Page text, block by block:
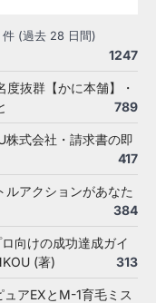
件 (過去 28 日間)
1247
抜群【かに本舗】・
789
株式会社・請求書の即
417
アクションがあなた
384
向けの成功達成ガイ
(著)
313
アEXとM-1育毛ミス